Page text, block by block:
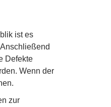
ist es
Defekte
Wenn der
zur